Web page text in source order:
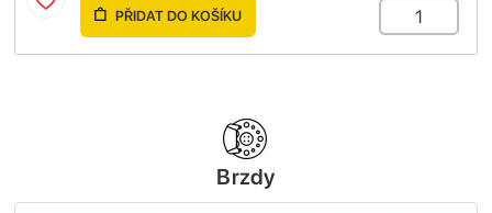
PŘIDAT DO KOŠÍKU
Brzdy